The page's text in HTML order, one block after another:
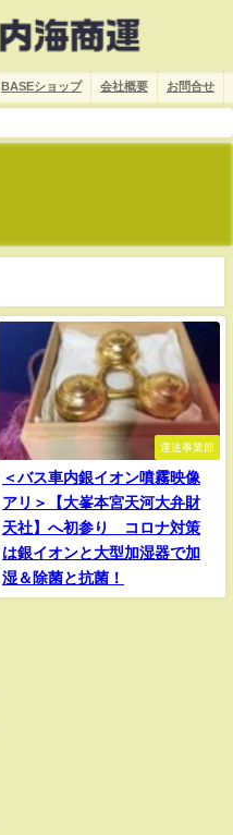
BASEショップ 会社概要 お問合せ
運送事業部
＜バス車内銀イオン噴霧映像
アリ＞【大峯本宮天河大弁財
天社】へ初参り コロナ対策
は銀イオンと大型加湿器で加
湿＆除菌と抗菌！